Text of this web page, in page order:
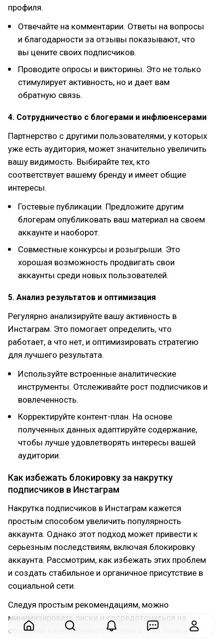
профиля.
Отвечайте на комментарии. Ответы на вопросы
и благодарности за отзывы показывают, что
вы цените своих подписчиков.
Проводите опросы и викторины. Это не только
стимулирует активность, но и дает вам
обратную связь.
4. Сотрудничество с блогерами и инфлюенсерами
Партнерство с другими пользователями, у которых
уже есть аудитория, может значительно увеличить
вашу видимость. Выбирайте тех, кто
соответствует вашему бренду и имеет общие
интересы.
Гостевые публикации. Предложите другим
блогерам опубликовать ваш материал на своем
аккаунте и наоборот.
Совместные конкурсы и розыгрыши. Это
хорошая возможность продвигать свои
аккаунты среди новых пользователей.
5. Анализ результатов и оптимизация
Регулярно анализируйте вашу активность в
Инстаграм. Это помогает определить, что
работает, а что нет, и оптимизировать стратегию
для лучшего результата.
Используйте встроенные аналитические
инструменты. Отслеживайте рост подписчиков и
вовлеченность.
Корректируйте контент-план. На основе
полученных данных адаптируйте содержание,
чтобы лучше удовлетворять интересы вашей
аудитории.
Как избежать блокировку за накрутку
подписчиков в Инстаграм
Накрутка подписчиков в Инстаграм кажется
простым способом увеличить популярность
аккаунта. Однако этот подход может привести к
серьезным последствиям, включая блокировку
аккаунта. Рассмотрим, как избежать этих проблем
и создать стабильное и органичное присутствие в
социальной сети.
Следуя простым рекомендациям, можно
минимизировать риски и сосредоточиться на
создании качественного контента. Это поможет